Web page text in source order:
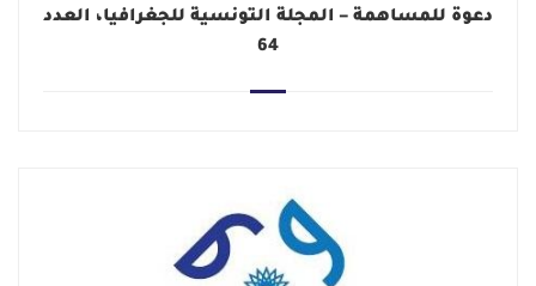
دعوة للمساهمة – المجلة التونسية للجغرافيا، العدد
64